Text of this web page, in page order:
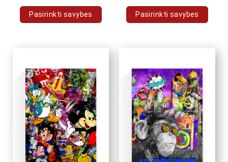
Pasirinkti savybes
variants.
The
options
may
be
chosen
on
the
product
Pasirinkti savybes
variants.
The
options
may
be
chosen
on
the
product